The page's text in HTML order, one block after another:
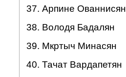
37. Арпине Ованнисян
38. Володя Бадалян
39. Мкртыч Минасян
40. Тачат Вардапетян